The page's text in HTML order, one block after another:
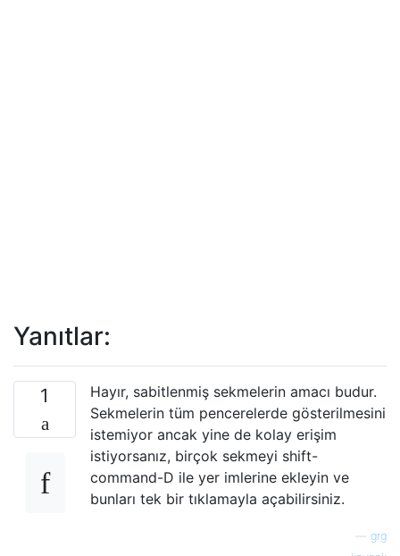
Yanıtlar:
1
Hayır, sabitlenmiş sekmelerin amacı budur.
Sekmelerin tüm pencerelerde gösterilmesini
istemiyor ancak yine de kolay erişim
istiyorsanız, birçok sekmeyi shift-
command-D ile yer imlerine ekleyin ve
bunları tek bir tıklamayla açabilirsiniz.
grg